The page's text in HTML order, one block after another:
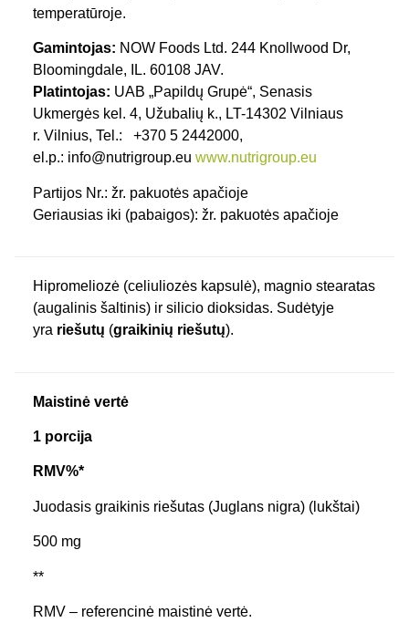
temperatūroje.
Gamintojas: NOW Foods Ltd. 244 Knollwood Dr,
Bloomingdale, IL. 60108 JAV.
Platintojas: UAB „Papildų Grupė“, Senasis
Ukmergės kel. 4, Užubalių k., LT-14302 Vilniaus
r. Vilnius, Tel.: +370 5 2442000,
el.p.: info@nutrigroup.eu www.nutrigroup.eu
Partijos Nr.: žr. pakuotės apačioje
Geriausias iki (pabaigos): žr. pakuotės apačioje
Hipromeliozė (celiuliozės kapsulė), magnio stearatas
(augalinis šaltinis) ir silicio dioksidas. Sudėtyje
yra riešutų (graikinių riešutų).
Maistinė vertė
1 porcija
RMV%*
Juodasis graikinis riešutas (Juglans nigra) (lukštai)
500 mg
**
RMV – referencinė maistinė vertė.